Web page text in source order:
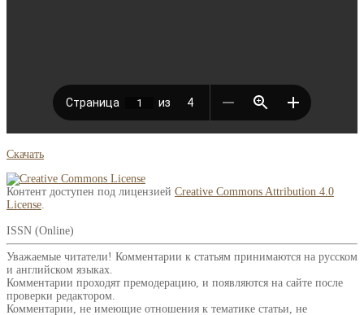
Скачать
Контент доступен под лицензией Creative Commons Attribution 4.0
License
ISSN (Online)
Уважаемые читатели! Комментарии к статьям принимаются на русском
и английском языках.
Комментарии проходят премодерацию, и появляются на сайте после
проверки редактором.
Комментарии, не имеющие отношения к тематике статьи, не